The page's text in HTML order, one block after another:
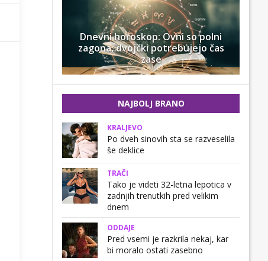
Dnevni horoskop: Ovni so polni
zagona, dvojčki potrebujejo čas
zase
NAJBOLJ BRANO
KRALJEVO
Po dveh sinovih sta se razveselila
še deklice
TRAČI
Tako je videti 32-letna lepotica v
zadnjih trenutkih pred velikim
dnem
ODDAJE
Pred vsemi je razkrila nekaj, kar
bi moralo ostati zasebno